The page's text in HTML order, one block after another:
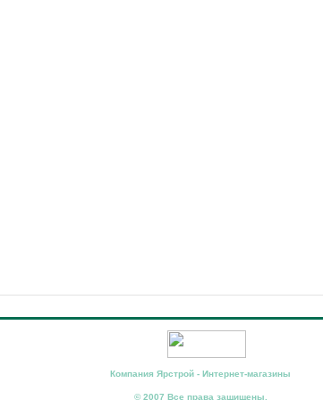
Компания Ярстрой - Интернет-магазины
© 2007 Все права защищены.